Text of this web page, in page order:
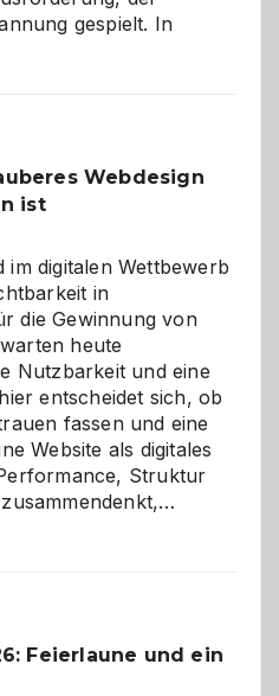
gespielt. In
Webdesign
ist
im digitalen Wettbewerb
in
die Gewinnung von
heute
Nutzbarkeit und eine
entscheidet sich, ob
fassen und eine
Website als digitales
Struktur
geworden
Feierlaune und ein